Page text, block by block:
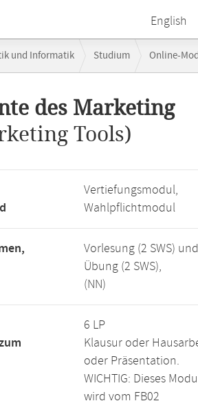
English
und Informatik Studium Online-
des Marketing
Tools)
Vertiefungsmodul,
Wahlpflichtmodul
Vorlesung (2 SWS) und
Übung (2 SWS),
(NN)
6 LP
Klausur oder
oder Präsentation.
WICHTIG: Dieses
wird vom FB02